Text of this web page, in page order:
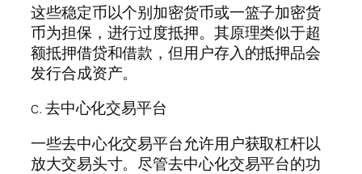
这些稳定币以个别加密货币或一篮子加密货
币为担保，进行过度抵押。其原理类似于超
额抵押借贷和借款，但用户存入的抵押品会
发行合成资产。
c. 去中心化交易平台
一些去中心化交易平台允许用户获取杠杆以
放大交易头寸。尽管去中心化交易平台的功